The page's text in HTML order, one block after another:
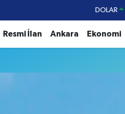
DOLAR
Resmi İlan Ankara Ekonomi